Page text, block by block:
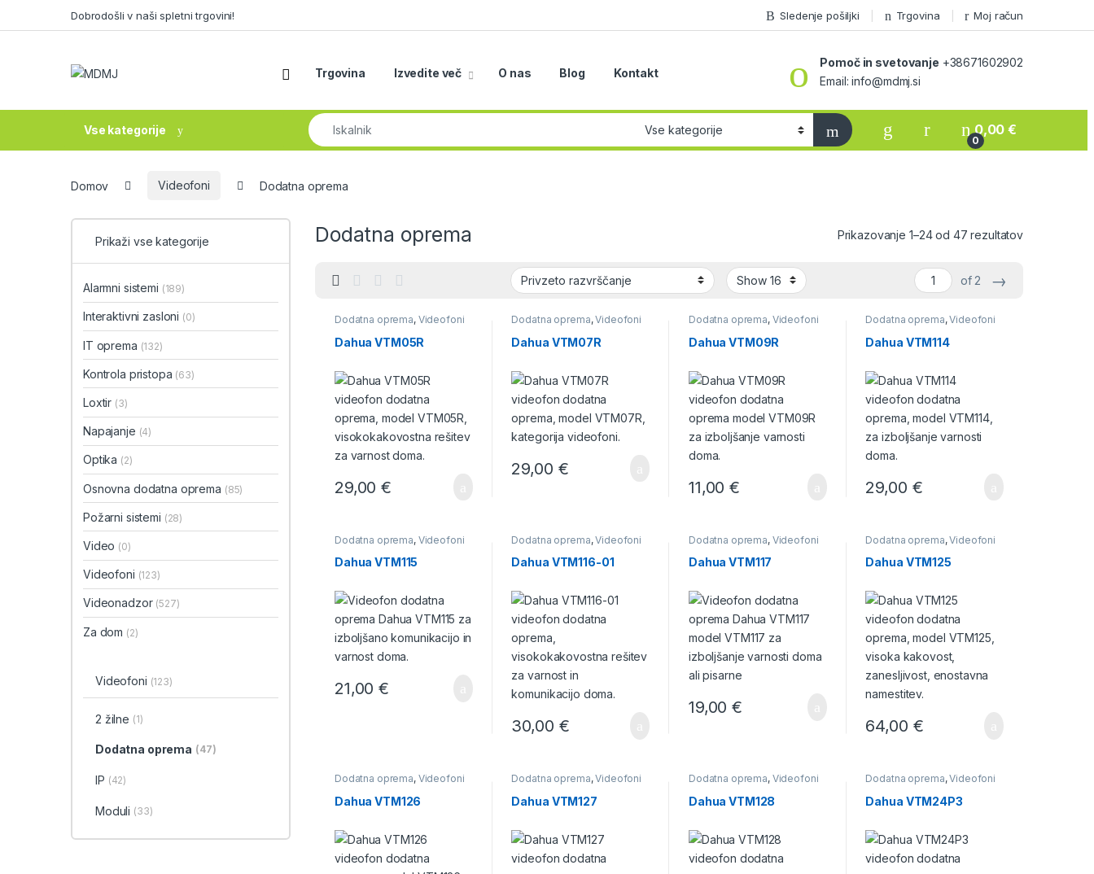
Dobrodošli v naši spletni trgovini! Sledenje pošiljki Trgovina Moj račun
Trgovina Izvedite več O nas Blog Kontakt
Pomoč in svetovanje +38671602902
Email: info@mdmj.si
Vse kategorije
Search for:
0
0,00€
Domov Videofoni Dodatna oprema
Dodatna oprema Prikazovanje 1–24 od 47 rezultatov
of 2 →
Dodatna oprema, Videofoni
Dahua VTM05R
29,00€
Dodatna oprema,Videofoni
Dahua VTM07R
29,00 €
Dodatna oprema, Videofoni
Dahua VTM09R
11,00€
Dodatna oprema,Videofoni
Dahua VTM114
29,00 €
Dodatna oprema, Videofoni
Dahua VTM115
21,00€
Dodatna oprema,Videofoni
Dahua VTM116-01
30,00 €
Dodatna oprema, Videofoni
Dahua VTM117
19,00€
Dodatna oprema,Videofoni
Dahua VTM125
64,00 €
Dodatna oprema, Videofoni
Dahua VTM126
Dodatna oprema,Videofoni
Dahua VTM127
Dodatna oprema, Videofoni
Dahua VTM128
Dodatna oprema,Videofoni
Dahua VTM24P3
Prikaži vse kategorije
Alarmni sistemi (189)
Interaktivni zasloni (0)
IT oprema (132)
Kontrola pristopa (63)
Loxtir (3)
Napajanje (4)
Optika (2)
Osnovna dodatna oprema (85)
Požarni sistemi (28)
Video (0)
Videofoni (123)
Videonadzor (527)
Za dom (2)
Videofoni (123)
2 žilne (1)
Dodatna oprema (47)
IP (42)
Moduli (33)